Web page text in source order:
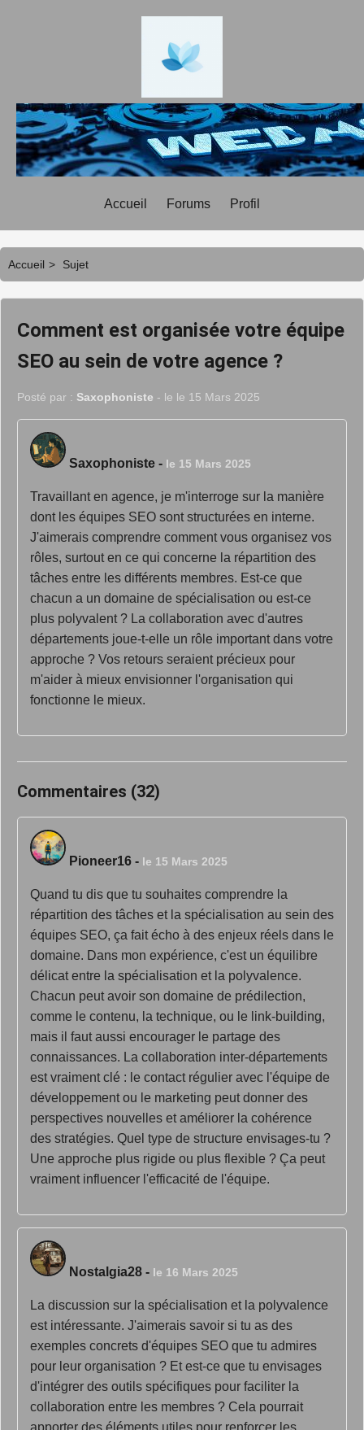
Accueil Forums Profil
Accueil > Sujet
Comment est organisée votre équipe
SEO au sein de votre agence ?
Posté par : Saxophoniste - le le 15 Mars 2025
Saxophoniste - le 15 Mars 2025
Travaillant en agence, je m'interroge sur la manière
dont les équipes SEO sont structurées en interne.
J'aimerais comprendre comment vous organisez vos
rôles, surtout en ce qui concerne la répartition des
tâches entre les différents membres. Est-ce que
chacun a un domaine de spécialisation ou est-ce
plus polyvalent ? La collaboration avec d'autres
départements joue-t-elle un rôle important dans votre
approche ? Vos retours seraient précieux pour
m'aider à mieux envisionner l'organisation qui
fonctionne le mieux.
Commentaires (32)
Pioneer16 - le 15 Mars 2025
Quand tu dis que tu souhaites comprendre la
répartition des tâches et la spécialisation au sein des
équipes SEO, ça fait écho à des enjeux réels dans le
domaine. Dans mon expérience, c'est un équilibre
délicat entre la spécialisation et la polyvalence.
Chacun peut avoir son domaine de prédilection,
comme le contenu, la technique, ou le link-building,
mais il faut aussi encourager le partage des
connaissances. La collaboration inter-départements
est vraiment clé : le contact régulier avec l'équipe de
développement ou le marketing peut donner des
perspectives nouvelles et améliorer la cohérence
des stratégies. Quel type de structure envisages-tu ?
Une approche plus rigide ou plus flexible ? Ça peut
vraiment influencer l'efficacité de l'équipe.
Nostalgia28 - le 16 Mars 2025
La discussion sur la spécialisation et la polyvalence
est intéressante. J'aimerais savoir si tu as des
exemples concrets d'équipes SEO que tu admires
pour leur organisation ? Et est-ce que tu envisages
d'intégrer des outils spécifiques pour faciliter la
collaboration entre les membres ? Cela pourrait
apporter des éléments utiles pour renforcer les